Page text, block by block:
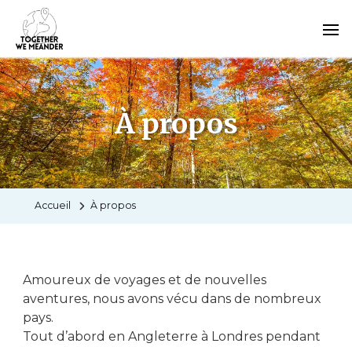
À propos
Accueil À propos
Amoureux de voyages et de nouvelles
aventures, nous avons vécu dans de nombreux
pays.
Tout d’abord en Angleterre à Londres pendant